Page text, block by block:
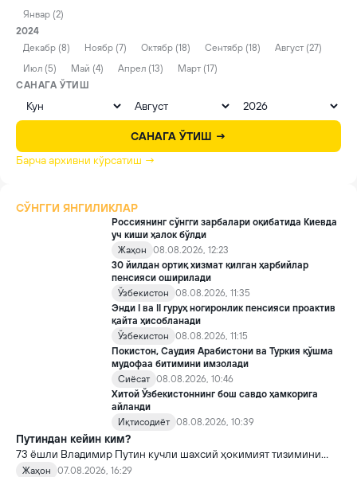
Январ (2)
2024
Декабр (8)
Ноябр (7) Октябр (18) Сентябр (18)
Август (27)
Июл (5)
Май (4) Апрел (13)
Март (17)
САНАГА ЎТИШ
САНАГА ЎТИШ →
Барча архивни кўрсатиш →
СЎНГГИ ЯНГИЛИКЛАР
Россиянинг сўнгги зарбалари оқибатида Киевда
уч киши ҳалок бўлди
Жаҳон
08.08.2026, 12:23
30 йилдан ортиқ хизмат қилган ҳарбийлар
пенсияси оширилади
Ўзбекистон
08.08.2026, 11:35
Энди I ва II гуруҳ ногиронлик пенсияси проактив
қайта ҳисобланади
Ўзбекистон
08.08.2026, 11:15
Покистон, Саудия Арабистони ва Туркия қўшма
мудофаа битимини имзолади
Сиёсат 08.08.2026, 10:46
Хитой Ўзбекистоннинг бош савдо ҳамкорига
айланди
Иқтисодиёт 08.08.2026, 10:39
Путиндан кейин ким?
73 ёшли Владимир Путин кучли шахсий ҳокимият тизимини
яратди, аммо ундан кейин ким келиши ва ҳокимиятни
Жаҳон
07.08.2026, 16:29